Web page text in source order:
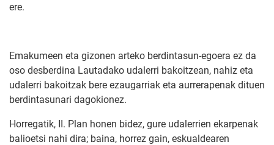
ere.
Emakumeen eta gizonen arteko berdintasun-egoera ez da
oso desberdina Lautadako udalerri bakoitzean, nahiz eta
udalerri bakoitzak bere ezaugarriak eta aurrerapenak dituen
berdintasunari dagokionez.
Horregatik, II. Plan honen bidez, gure udalerrien ekarpenak
balioetsi nahi dira; baina, horrez gain, eskualdearen